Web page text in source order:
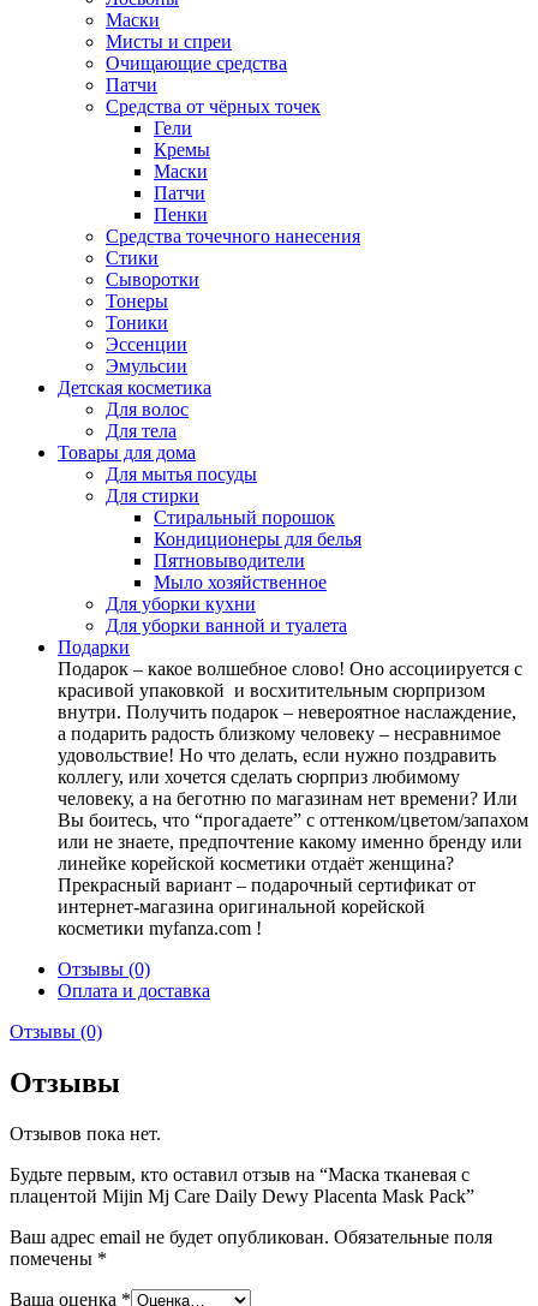
Маски
Мисты и спреи
Очищающие средства
Патчи
Средства от чёрных точек
Гели
Кремы
Маски
Патчи
Пенки
Средства точечного нанесения
Стики
Сыворотки
Тонеры
Тоники
Эссенции
Эмульсии
Детская косметика
Для волос
Для тела
Товары для дома
Для мытья посуды
Для стирки
Стиральный порошок
Кондиционеры для белья
Пятновыводители
Мыло хозяйственное
Для уборки кухни
Для уборки ванной и туалета
Подарки
Подарок – какое волшебное слово! Оно ассоциируется с
красивой упаковкой и восхитительным сюрпризом
внутри. Получить подарок – невероятное наслаждение,
а подарить радость близкому человеку – несравнимое
удовольствие! Но что делать, если нужно поздравить
коллегу, или хочется сделать сюрприз любимому
человеку, а на беготню по магазинам нет времени? Или
Вы боитесь, что “прогадаете” с оттенком/цветом/запахом
или не знаете, предпочтение какому именно бренду или
линейке корейской косметики отдаёт женщина?
Прекрасный вариант – подарочный сертификат от
интернет-магазина оригинальной корейской
косметики myfanza.com !
Отзывы (0)
Оплата и доставка
Отзывы (0)
Отзывы
Отзывов пока нет.
Будьте первым, кто оставил отзыв на “Маска тканевая с
плацентой Mijin Mj Care Daily Dewy Placenta Mask Pack”
Ваш адрес email не будет опубликован. Обязательные поля
помечены *
Ваша оценка *